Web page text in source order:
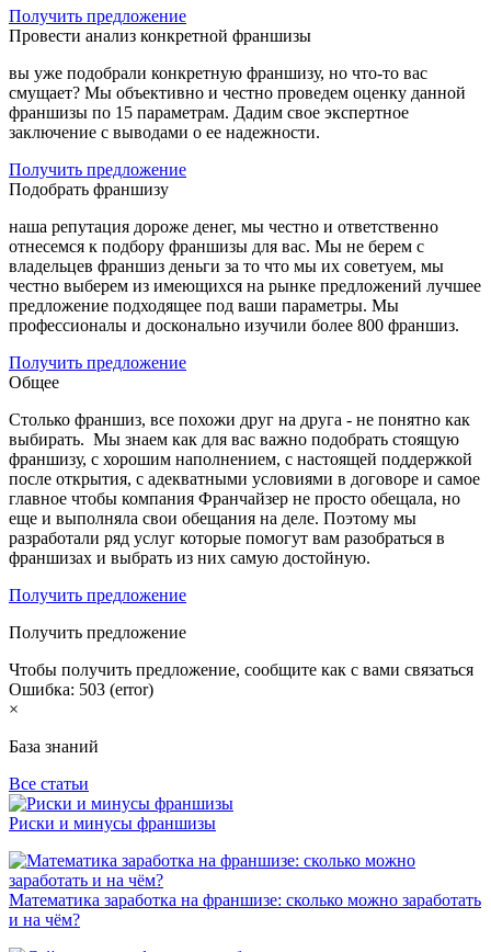
Получить предложение
Провести анализ конкретной франшизы
вы уже подобрали конкретную франшизу, но что-то вас
смущает? Мы объективно и честно проведем оценку данной
франшизы по 15 параметрам. Дадим свое экспертное
заключение с выводами о ее надежности.
Получить предложение
Подобрать франшизу
наша репутация дороже денег, мы честно и ответственно
отнесемся к подбору франшизы для вас. Мы не берем с
владельцев франшиз деньги за то что мы их советуем, мы
честно выберем из имеющихся на рынке предложений лучшее
предложение подходящее под ваши параметры. Мы
профессионалы и досконально изучили более 800 франшиз.
Получить предложение
Общее
Столько франшиз, все похожи друг на друга - не понятно как
выбирать. Мы знаем как для вас важно подобрать стоящую
франшизу, с хорошим наполнением, с настоящей поддержкой
после открытия, с адекватными условиями в договоре и самое
главное чтобы компания Франчайзер не просто обещала, но
еще и выполняла свои обещания на деле. Поэтому мы
разработали ряд услуг которые помогут вам разобраться в
франшизах и выбрать из них самую достойную.
Получить предложение
Получить предложение
Чтобы получить предложение, сообщите как с вами связаться
Ошибка: 503 (error)
×
База знаний
Все статьи
Риски и минусы франшизы
Математика заработка на франшизе: сколько можно заработать
и на чём?